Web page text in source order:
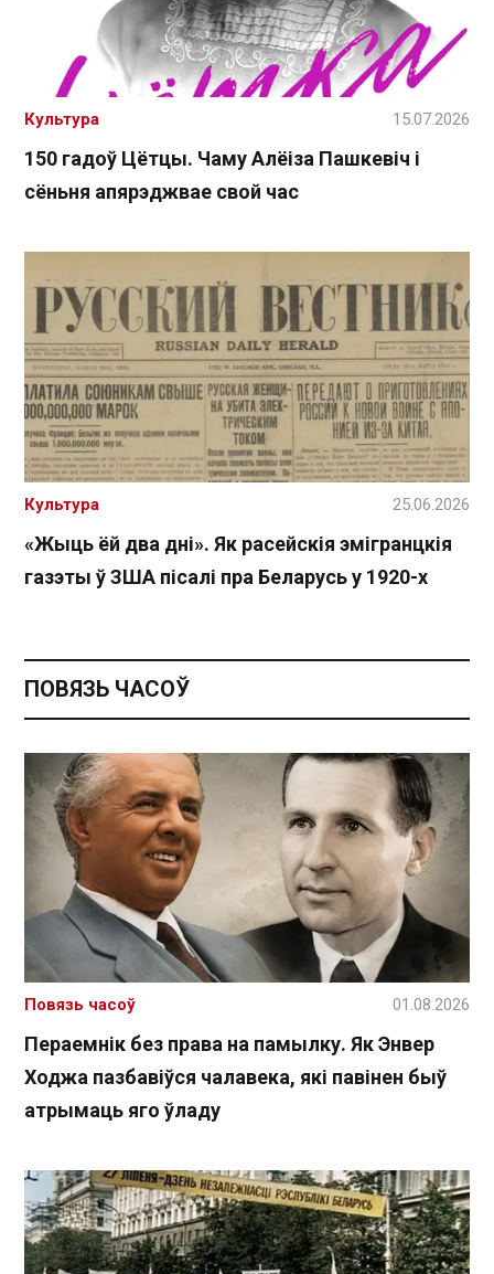
150 гадоў Цётцы. Чаму Алёіза Пашкевіч і
сёньня апярэджвае свой час
Культура 15.07.2026
«Жыць ёй два дні». Як расейскія эмігранцкія
газэты ў ЗША пісалі пра Беларусь у 1920-х
Культура 25.06.2026
ПОВЯЗЬ ЧАСОЎ
Пераемнік без права на памылку. Як Энвер
Ходжа пазбавіўся чалавека, які павінен быў
атрымаць яго ўладу
Повязь часоў 01.08.2026